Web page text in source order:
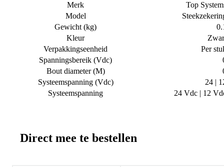
Merk
Top
Model
Gewicht (kg)
Kleur
Verpakkingseenheid
Per
Spanningsbereik (Vdc)
Bout diameter (M)
Systeemspanning (Vdc)
24 |
Systeemspanning
24 Vdc | 12
Direct mee te bestellen